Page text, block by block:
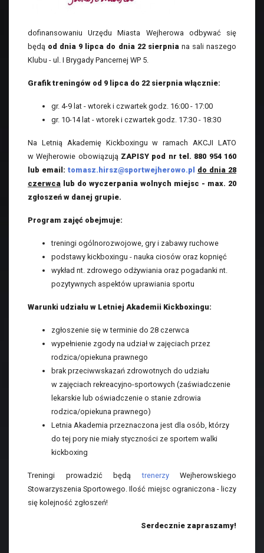
dofinansowaniu Urzędu Miasta Wejherowa odbywać się
będą od dnia 9 lipca do dnia 22 sierpniana sali naszego
Klubu - ul. I Brygady Pancernej WP 5.
Grafik treningów od 9 lipca do 22 sierpnia włącznie:
gr. 4-9 lat - wtorek i czwartek godz. 16:00 - 17:00
gr. 10-14 lat - wtorek i czwartek godz. 17:30 - 18:30
Na Letnią Akademię Kickboxingu w ramach AKCJI LATO
w Wejherowie obowiązują ZAPISY pod nr tel. 880 954 160
lub email: tomasz.hirsz@sportwejherowo.pl do dnia 28
czerwca lub do wyczerpania wolnych miejsc - max. 20
zgłoszeń w danej grupie.
Program zajęć obejmuje:
treningi ogólnorozwojowe, gry i zabawy ruchowe
podstawy kickboxingu - nauka ciosów oraz kopnięć
wykład nt. zdrowego odżywiania oraz pogadanki nt.
pozytywnych aspektów uprawiania sportu
Warunki udziału w Letniej Akademii Kickboxingu:
zgłoszenie się w terminie do 28 czerwca
wypełnienie zgody na udział w zajęciach przez
rodzica/opiekuna prawnego
brak przeciwwskazań zdrowotnych do udziału
w zajęciach rekreacyjno-sportowych (zaświadczenie
lekarskie lub oświadczenie o stanie zdrowia
rodzica/opiekuna prawnego)
Letnia Akademia przeznaczona jest dla osób, którzy
do tej pory nie miały styczności ze sportem walki
kickboxing
Treningi prowadzić będątrenerzyWejherowskiego
Stowarzyszenia Sportowego. Ilość miejsc ograniczona - liczy
się kolejność zgłoszeń!
Serdecznie zapraszamy!